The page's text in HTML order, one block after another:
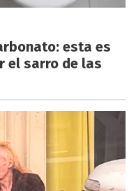
esta es
el sarro de las